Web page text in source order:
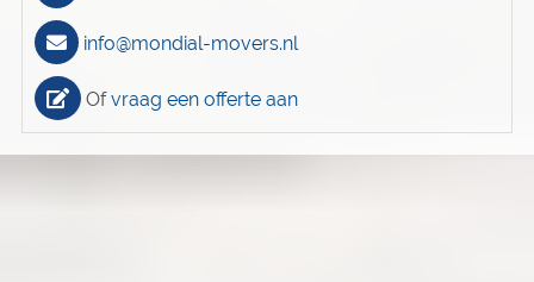
info@mondial-movers.nl
Ofvraag een offerte aan